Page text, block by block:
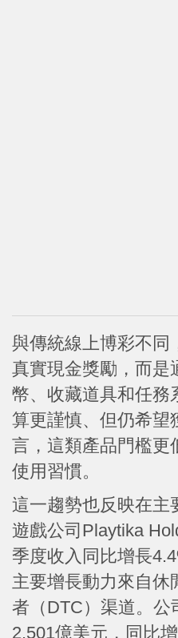
與傳統線上博彩不同
真實現金獎勵，而是
幣、收藏道具和任務
算更謹慎、但仍希望
言，這類產品門檻更
使用習慣。
這一趨勢也反映在主
遊戲公司Playtika
季度收入同比增長
主要增長動力來自休
者（DTC）渠道。公
2.501億美元，同比